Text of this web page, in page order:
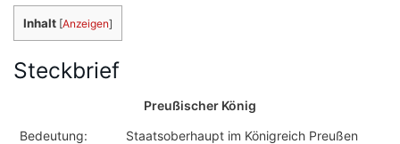
Inhalt [Anzeigen]
Steckbrief
Preußischer König
Bedeutung:
Staatsoberhaupt im Königreich Preußen